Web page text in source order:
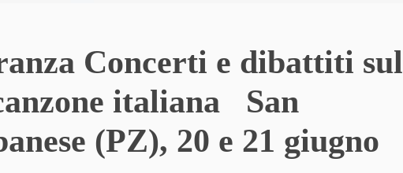
Concerti e dibattiti sul
italiana San
(PZ), 20 e 21 giugno